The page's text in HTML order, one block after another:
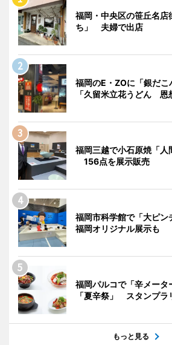
福岡・中央区の笹丘名店
ち」 夫婦で出店
福岡のE・ZOに「銀だこ
「久留米立花うどん 恩
福岡三越で小石原焼「人
156点を展示販売
福岡市科学館で「大ピ
福岡オリジナル展示も
福岡パルコで「辛メータ
「夏辛祭」 スタンプラ
もっと見る